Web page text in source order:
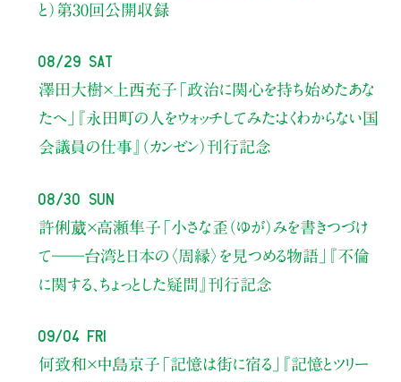
と） 第30回公開収録
08/29 Sat
澤田大樹×上西充子 「政治に関心を持ち始めたあな
たへ」
『永田町の人をウォッチしてみた：よくわからない国
会議員の仕事』（カンゼン）刊行記念
08/30 Sun
許俐葳×高瀬隼子 「小さな歪（ゆが）みを書きつづけ
て――台湾と日本の〈周縁〉を見つめる物語」
『不倫
に関する、ちょっとした疑問』刊行記念
09/04 Fri
何致和×中島京子 「記憶は街に宿る」
『記憶とツリー